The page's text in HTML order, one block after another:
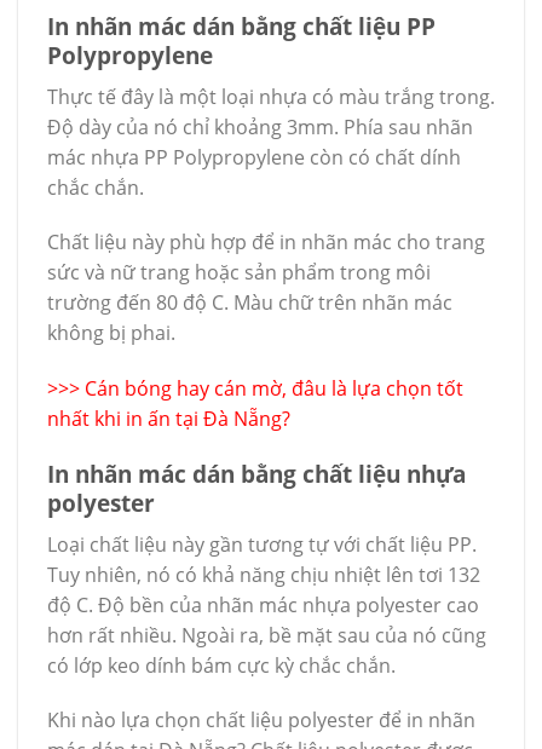
In nhãn mác dán bằng chất liệu PP
Polypropylene
Thực tế đây là một loại nhựa có màu trắng trong.
Độ dày của nó chỉ khoảng 3mm. Phía sau nhãn
mác nhựa PP Polypropylene còn có chất dính
chắc chắn.
Chất liệu này phù hợp để in nhãn mác cho trang
sức và nữ trang hoặc sản phẩm trong môi
trường đến 80 độ C. Màu chữ trên nhãn mác
không bị phai.
>>> Cán bóng hay cán mờ, đâu là lựa chọn tốt
nhất khi in ấn tại Đà Nẵng?
In nhãn mác dán bằng chất liệu nhựa
polyester
Loại chất liệu này gần tương tự với chất liệu PP.
Tuy nhiên, nó có khả năng chịu nhiệt lên tơi 132
độ C. Độ bền của nhãn mác nhựa polyester cao
hơn rất nhiều. Ngoài ra, bề mặt sau của nó cũng
có lớp keo dính bám cực kỳ chắc chắn.
Khi nào lựa chọn chất liệu polyester để in nhãn